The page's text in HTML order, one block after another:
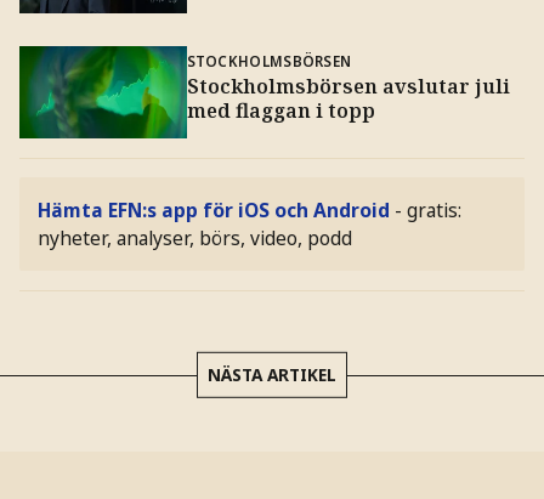
STOCKHOLMSBÖRSEN
Stockholmsbörsen avslutar juli
med flaggan i topp
Hämta EFN:s app för iOS och Android - gratis:
nyheter, analyser, börs, video, podd
NÄSTA ARTIKEL